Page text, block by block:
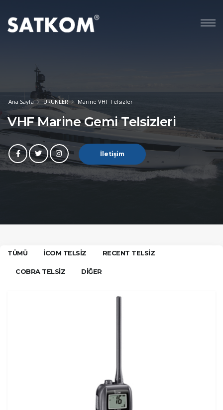
Ana Sayfa URUNLER Marine VHF Telsizler
VHF Marine Gemi Telsizleri
İletişim
TÜMÜ İCOM TELSIZ RECENT TELSIZ
COBRA TELSIZ DİĞER